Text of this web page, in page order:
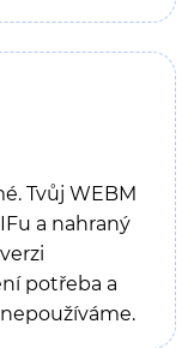
Tvůj WEBM
a nahraný
potřeba a